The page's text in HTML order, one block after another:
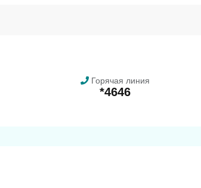
Горячая линия
*4646